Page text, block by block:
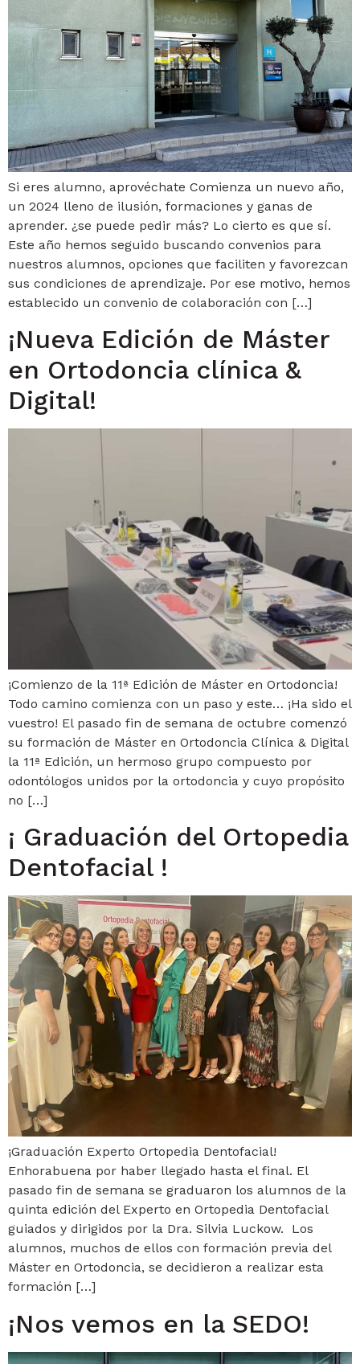
Si eres alumno, aprovéchate Comienza un nuevo año,
un 2024 lleno de ilusión, formaciones y ganas de
aprender. ¿se puede pedir más? Lo cierto es que sí.
Este año hemos seguido buscando convenios para
nuestros alumnos, opciones que faciliten y favorezcan
sus condiciones de aprendizaje. Por ese motivo, hemos
establecido un convenio de colaboración con […]
¡Nueva Edición de Máster
en Ortodoncia clínica &
Digital!
¡Comienzo de la 11ª Edición de Máster en Ortodoncia!
Todo camino comienza con un paso y este… ¡Ha sido el
vuestro! El pasado fin de semana de octubre comenzó
su formación de Máster en Ortodoncia Clínica & Digital
la 11ª Edición, un hermoso grupo compuesto por
odontólogos unidos por la ortodoncia y cuyo propósito
no […]
¡ Graduación del Ortopedia
Dentofacial !
¡Graduación Experto Ortopedia Dentofacial!
Enhorabuena por haber llegado hasta el final. El
pasado fin de semana se graduaron los alumnos de la
quinta edición del Experto en Ortopedia Dentofacial
guiados y dirigidos por la Dra. Silvia Luckow. Los
alumnos, muchos de ellos con formación previa del
Máster en Ortodoncia, se decidieron a realizar esta
formación […]
¡Nos vemos en la SEDO!